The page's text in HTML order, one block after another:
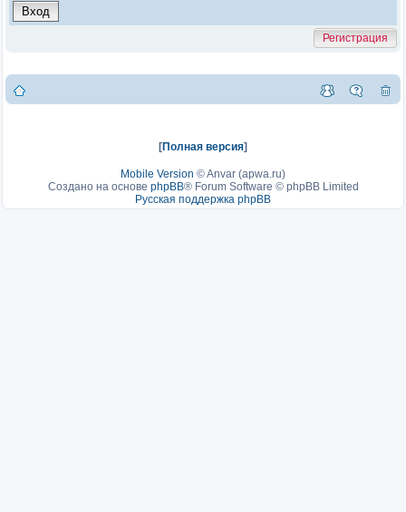
Регистрация
[Полная версия]
Mobile Version ©Anvar (apwa.ru)
Создано на основе phpBB® Forum Software © phpBB Limited
Русская поддержка phpBB